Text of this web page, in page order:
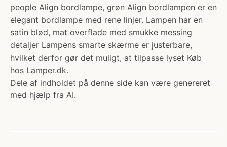
people Align bordlampe, grøn Align bordlampen er en
elegant bordlampe med rene linjer. Lampen har en
satin blød, mat overflade med smukke messing
detaljer Lampens smarte skærme er justerbare,
hvilket derfor gør det muligt, at tilpasse lyset Køb
hos Lamper.dk.
Dele af indholdet på denne side kan være genereret
med hjælp fra AI.